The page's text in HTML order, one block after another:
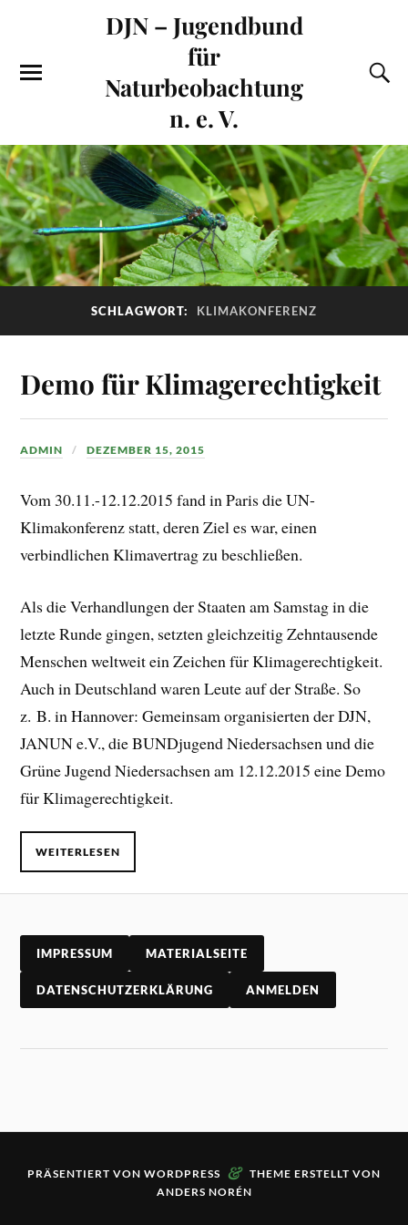
DJN – Jugendbund
für
Naturbeobachtung
n. e. V.
SCHLAGWORT: KLIMAKONFERENZ
Demo für Klimagerechtigkeit
ADMIN DEZEMBER 15, 2015
Vom 30.11.-12.12.2015 fand in Paris die UN-
Klimakonferenz statt, deren Ziel es war, einen
verbindlichen Klimavertrag zu beschließen.
Als die Verhandlungen der Staaten am Samstag in die
letzte Runde gingen, setzten gleichzeitig Zehntausende
Menschen weltweit ein Zeichen für Klimagerechtigkeit.
Auch in Deutschland waren Leute auf der Straße. So
z. B. in Hannover: Gemeinsam organisierten der DJN,
JANUN e.V., die BUNDjugend Niedersachsen und die
Grüne Jugend Niedersachsen am 12.12.2015 eine Demo
für Klimagerechtigkeit.
WEITERLESEN
IMPRESSUM MATERIALSEITE
DATENSCHUTZERKLÄRUNG ANMELDEN
PRÄSENTIERT VON WORDPRESS & THEME ERSTELLT VON
ANDERS NORÉN